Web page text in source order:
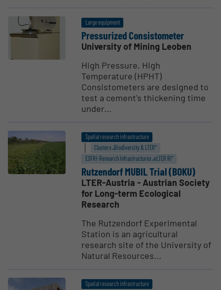
Large equipment
Pressurized Consis­tometer
University of Mining Leoben
High Pressure, High
Temperature (HPHT)
Consistometers are designed to
test a cement's thickening time
under...
Spatial research infrastructure
Clusters „Biodiversity & LTER“
ESFRI-Research Infrastructures „eLTER RI“
Rutzendorf MUBIL Trial (BOKU)
LTER-Austria - Austrian Society
for Long-term Ecological
Research
The Rutzendorf Experimental
Station is an agricultural
research site of the University of
Natural Resources...
Spatial research infrastructure